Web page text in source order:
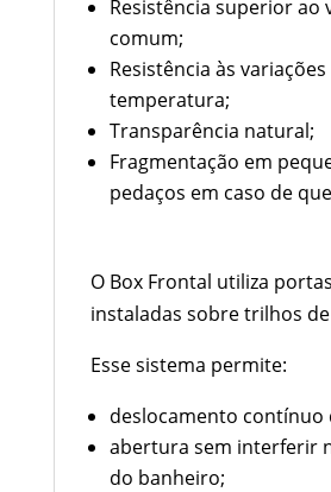
Resistência superior ao
comum;
Resistência às
temperatura;
Transparência natural;
Fragmentação em
pedaços em caso de
O Box Frontal utiliza
instaladas sobre trilhos
Esse sistema permite:
deslocamento contínuo
abertura sem interferir
do banheiro;